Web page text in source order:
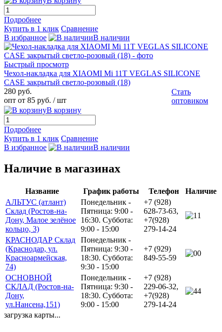
Подробнее
Купить в 1 клик Сравнение
В избранное
В наличии
Быстрый просмотр
Чехол-накладка для XIAOMI Mi 11T VEGLAS SILICONE
CASE закрытый светло-розовый (18)
280 руб.
опт от 85 руб. / шт
Стать
оптовиком
В корзину
Подробнее
Купить в 1 клик Сравнение
В избранное
В наличии
Наличие в магазинах
Название График работы Телефон
Наличие
АЛЬТУС (атлант)
Склад (Ростов-на-
Дону, Малое зелёное
кольцо, 3)
Понедельник -
Пятница: 9:00 -
16:30. Суббота:
9:00 - 15:00
+7 (928)
628-73-63,
+7(928)
279-14-24
1
КРАСНОДАР Склад
(Краснодар, ул.
Красноармейская,
74)
Понедельник -
Пятница: 9:30 -
18:30. Суббота:
9:30 - 15:00
+7 (929)
849-55-59
0
ОСНОВНОЙ
СКЛАД (Ростов-на-
Дону,
ул.Нансена,151)
Понедельник -
Пятница: 9:30 -
18:30. Суббота:
9:00 - 15:00
+7 (928)
229-06-32,
+7(928)
279-14-24
4
загрузка карты...